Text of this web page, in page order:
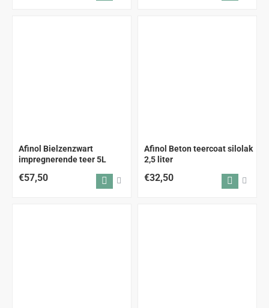
Afinol Bielzenzwart
impregnerende teer 5L
€57,50
Afinol Beton teercoat silolak
2,5 liter
€32,50